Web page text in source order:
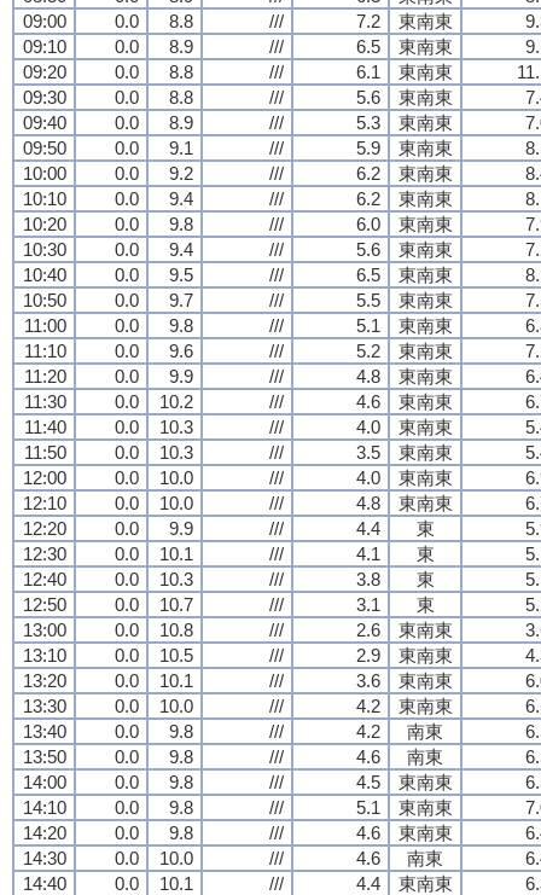
09:00
0.0 8.8 /// 7.2 東南東
09:10
0.0 8.9 /// 6.5 東南東
09:20
0.0 8.8 /// 6.1 東南東
09:30
0.0 8.8 /// 5.6 東南東
09:40
0.0 8.9 /// 5.3 東南東
09:50
0.0 9.1 /// 5.9 東南東
10:00
0.0 9.2 /// 6.2 東南東
10:10
0.0 9.4 /// 6.2 東南東
10:20
0.0 9.8 /// 6.0 東南東
10:30
0.0 9.4 /// 5.6 東南東
10:40
0.0 9.5 /// 6.5 東南東
10:50
0.0 9.7 /// 5.5 東南東
11:00
0.0 9.8 /// 5.1 東南東
11:10
0.0 9.6 /// 5.2 東南東
11:20
0.0 9.9 /// 4.8 東南東
11:30
0.0 10.2 /// 4.6 東南東
11:40
0.0 10.3 /// 4.0 東南東
11:50
0.0 10.3 /// 3.5 東南東
12:00
0.0 10.0 /// 4.0 東南東
12:10
0.0 10.0 /// 4.8 東南東
12:20
0.0 9.9 /// 4.4 東
12:30
0.0 10.1 /// 4.1 東
12:40
0.0 10.3 /// 3.8 東
12:50
0.0 10.7 /// 3.1 東
13:00
0.0 10.8 /// 2.6 東南東
13:10
0.0 10.5 /// 2.9 東南東
13:20
0.0 10.1 /// 3.6 東南東
13:30
0.0 10.0 /// 4.2 東南東
13:40
0.0 9.8 /// 4.2 南東
13:50
0.0 9.8 /// 4.6 南東
14:00
0.0 9.8 /// 4.5 東南東
14:10
0.0 9.8 /// 5.1 東南東
14:20
0.0 9.8 /// 4.6 東南東
14:30
0.0 10.0 /// 4.6 南東
14:40
0.0 10.1 /// 4.4 東南東